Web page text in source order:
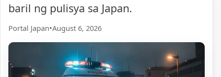
baril ng pulisya sa Japan.
Portal Japan•August 6, 2026